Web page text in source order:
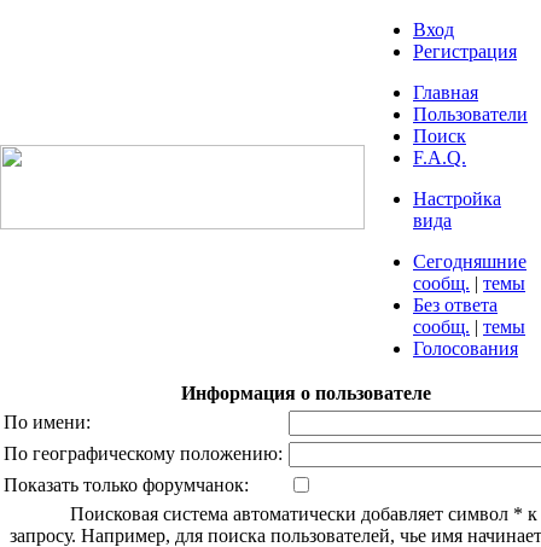
Вход
Регистрация
Главная
Пользователи
Поиск
F.A.Q.
Настройка
вида
Сегодняшние
сообщ. | темы
Без ответа
сообщ. | темы
Голосования
Информация о пользователе
По имени:
По географическому положению:
Показать только форумчанок:
Поисковая система автоматически добавляет символ *
запросу. Например, для поиска пользователей, чье имя